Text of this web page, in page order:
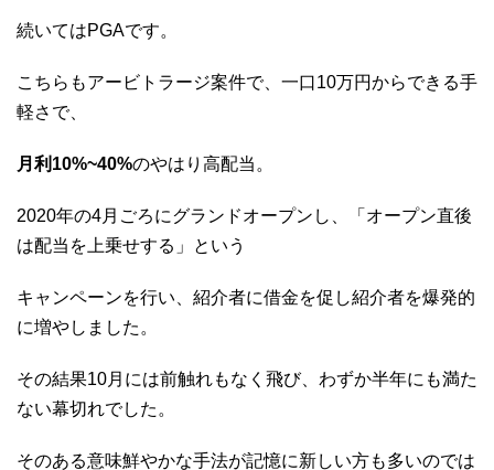
続いてはPGAです。
こちらもアービトラージ案件で、一口10万円からできる手
軽さで、
月利10%~40%のやはり高配当。
2020年の4月ごろにグランドオープンし、「オープン直後
は配当を上乗せする」という
キャンペーンを行い、紹介者に借金を促し紹介者を爆発的
に増やしました。
その結果10月には前触れもなく飛び、わずか半年にも満た
ない幕切れでした。
そのある意味鮮やかな手法が記憶に新しい方も多いのでは